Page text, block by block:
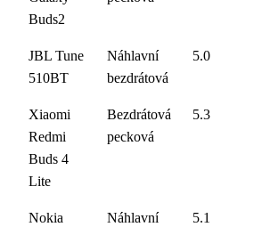
Buds2
JBL Tune
510BT
Náhlavní
bezdrátová
5.0
Xiaomi
Redmi
Buds 4
Lite
Bezdrátová
pecková
5.3
Nokia
Náhlavní
5.1